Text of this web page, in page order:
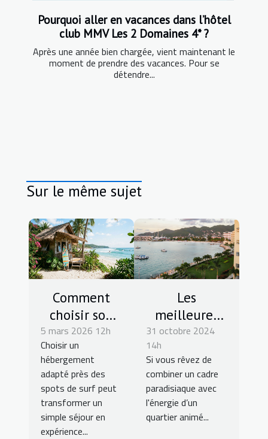
Pourquoi aller en vacances dans l’hôtel
club MMV Les 2 Domaines 4* ?
Après une année bien chargée, vient maintenant le
moment de prendre des vacances. Pour se
détendre...
Sur le même sujet
Comment
choisir son
hébergement
près des
spots de surf
?
5 mars 2026 12h
Choisir un
hébergement
adapté près des
spots de surf peut
transformer un
simple séjour en
expérience...
Les
meilleures
locations de
Simpson Bay
- St Maarten
avec 4U Real
Estate
31 octobre 2024
14h
Si vous rêvez de
combiner un cadre
paradisiaque avec
l'énergie d’un
quartier animé...